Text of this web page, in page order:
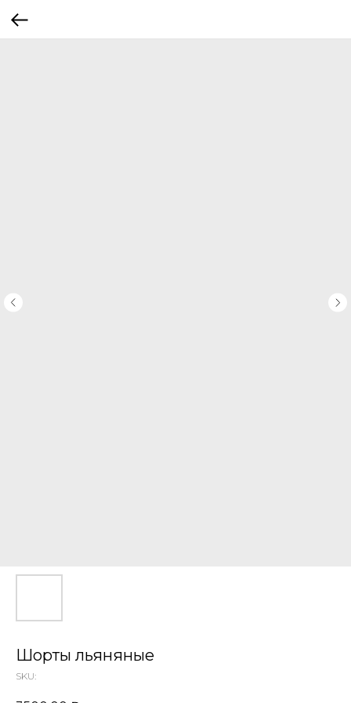
Шорты льяняные
SKU: